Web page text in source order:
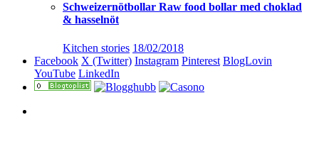
Schweizernötbollar Raw food bollar med choklad
& hasselnöt
Kitchen stories 18/02/2018
Facebook X (Twitter) Instagram Pinterest BlogLovin
YouTube LinkedIn